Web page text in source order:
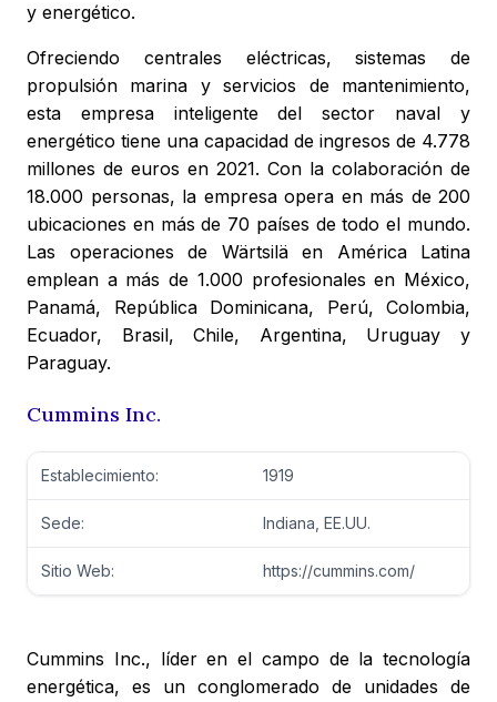
y energético.
Ofreciendo centrales eléctricas, sistemas de
propulsión marina y servicios de mantenimiento,
esta empresa inteligente del sector naval y
energético tiene una capacidad de ingresos de 4.778
millones de euros en 2021. Con la colaboración de
18.000 personas, la empresa opera en más de 200
ubicaciones en más de 70 países de todo el mundo.
Las operaciones de Wärtsilä en América Latina
emplean a más de 1.000 profesionales en México,
Panamá, República Dominicana, Perú, Colombia,
Ecuador, Brasil, Chile, Argentina, Uruguay y
Paraguay.
Cummins Inc.
Establecimiento: 1919
Sede: Indiana, EE.UU.
Sitio Web: https://cummins.com/
Cummins Inc., líder en el campo de la tecnología
energética, es un conglomerado de unidades de